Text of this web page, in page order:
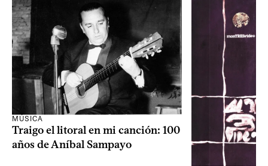
MÚSICA
Traigo el litoral en mi canción: 100
años de Aníbal Sampayo